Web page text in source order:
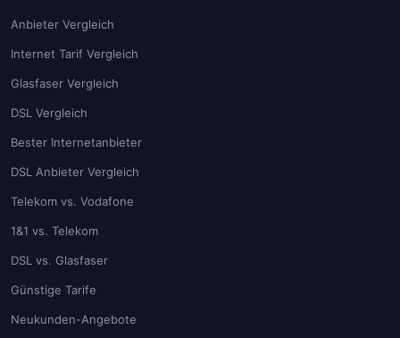
Anbieter Vergleich
Internet Tarif Vergleich
Glasfaser Vergleich
DSL Vergleich
Bester Internetanbieter
DSL Anbieter Vergleich
Telekom vs. Vodafone
1&1 vs. Telekom
DSL vs. Glasfaser
Günstige Tarife
Neukunden-Angebote